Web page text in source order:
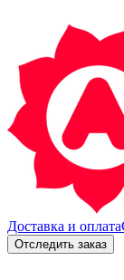
Доставка и оплата
Отследить заказ